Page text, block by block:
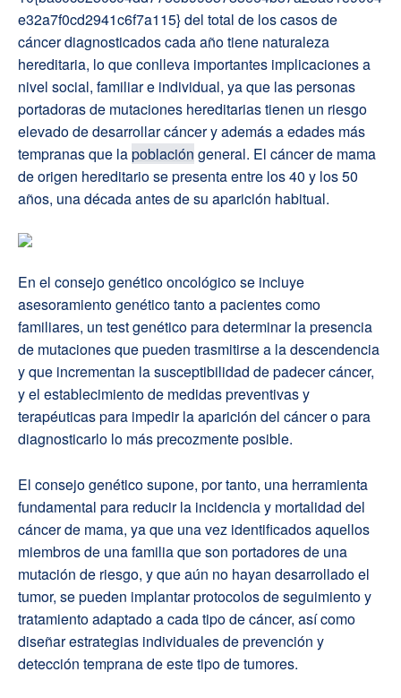
e32a7f0cd2941c6f7a115} del total de los casos de
cáncer diagnosticados cada año tiene naturaleza
hereditaria, lo que conlleva importantes implicaciones a
nivel social, familiar e individual, ya que las personas
portadoras de mutaciones hereditarias tienen un riesgo
elevado de desarrollar cáncer y además a edades más
tempranas que lapoblación general. El cáncer de mama
de origen hereditario se presenta entre los 40 y los 50
años, una década antes de su aparición habitual.
En el consejo genético oncológico se incluye
asesoramiento genético tanto a pacientes como
familiares, un test genético para determinar la presencia
de mutaciones que pueden trasmitirse a la descendencia
y que incrementan la susceptibilidad de padecer cáncer,
y el establecimiento de medidas preventivas y
terapéuticas para impedir la aparición del cáncer o para
diagnosticarlo lo más precozmente posible.
El consejo genético supone, por tanto, una herramienta
fundamental para reducir la incidencia y mortalidad del
cáncer de mama, ya que una vez identificados aquellos
miembros de una familia que son portadores de una
mutación de riesgo, y que aún no hayan desarrollado el
tumor, se pueden implantar protocolos de seguimiento y
tratamiento adaptado a cada tipo de cáncer, así como
diseñar estrategias individuales de prevención y
detección temprana de este tipo de tumores.